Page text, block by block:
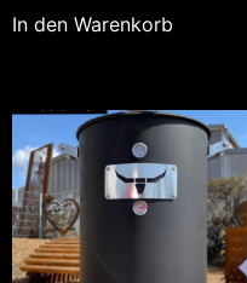
In den Warenkorb